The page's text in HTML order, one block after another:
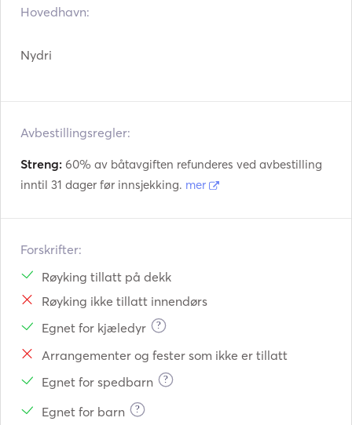
Hovedhavn:
Nydri
Avbestillingsregler:
Streng: 60% av båtavgiften refunderes ved avbestilling
inntil 31 dager før innsjekking. mer
Forskrifter:
Røyking tillatt på dekk
Røyking ikke tillatt innendørs
Egnet for kjæledyr
?
Arrangementer og fester som ikke er tillatt
Egnet for spedbarn
?
Egnet for barn ?